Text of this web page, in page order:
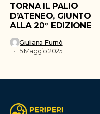
TORNA IL PALIO
D’ATENEO, GIUNTO
ALLA 20° EDIZIONE
Giuliana Furnò
6 Maggio 2025